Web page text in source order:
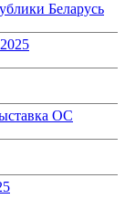
Беларусь
ОС